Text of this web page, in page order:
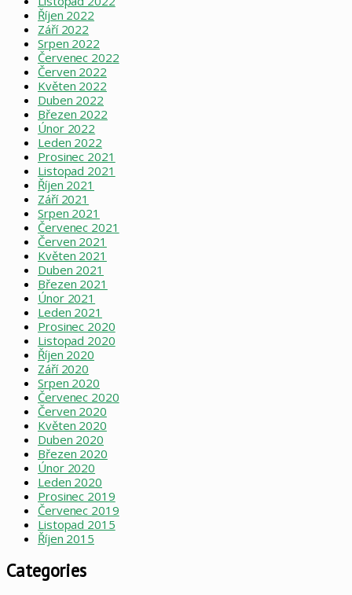
Říjen 2022
Září 2022
Srpen 2022
Červenec 2022
Červen 2022
Květen 2022
Duben 2022
Březen 2022
Únor 2022
Leden 2022
Prosinec 2021
Listopad 2021
Říjen 2021
Září 2021
Srpen 2021
Červenec 2021
Červen 2021
Květen 2021
Duben 2021
Březen 2021
Únor 2021
Leden 2021
Prosinec 2020
Listopad 2020
Říjen 2020
Září 2020
Srpen 2020
Červenec 2020
Červen 2020
Květen 2020
Duben 2020
Březen 2020
Únor 2020
Leden 2020
Prosinec 2019
Červenec 2019
Listopad 2015
Říjen 2015
Categories